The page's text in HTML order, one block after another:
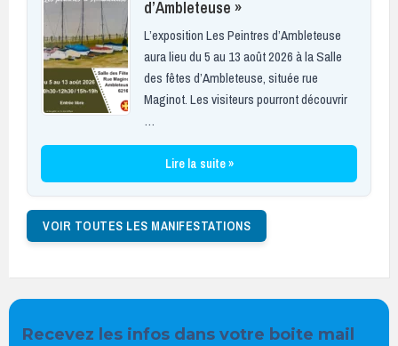
d’Ambleteuse »
L’exposition Les Peintres d’Ambleteuse
aura lieu du 5 au 13 août 2026 à la Salle
des fêtes d’Ambleteuse, située rue
Maginot. Les visiteurs pourront découvrir
…
Lire la suite »
VOIR TOUTES LES MANIFESTATIONS
Recevez les infos dans votre boite mail